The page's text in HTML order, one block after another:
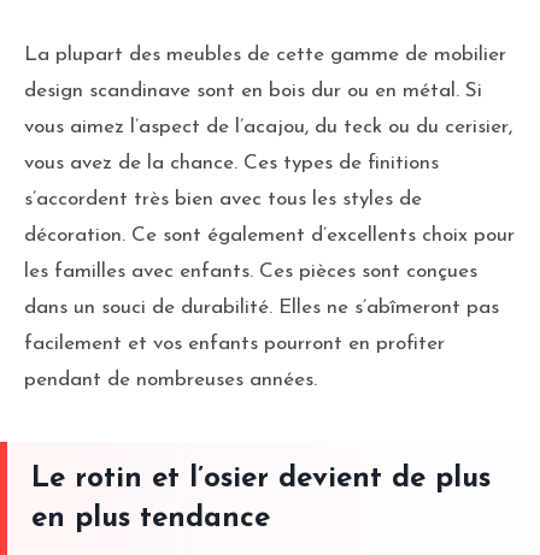
La plupart des meubles de cette gamme de mobilier
design scandinave sont en bois dur ou en métal. Si
vous aimez l’aspect de l’acajou, du teck ou du cerisier,
vous avez de la chance. Ces types de finitions
s’accordent très bien avec tous les styles de
décoration. Ce sont également d’excellents choix pour
les familles avec enfants. Ces pièces sont conçues
dans un souci de durabilité. Elles ne s’abîmeront pas
facilement et vos enfants pourront en profiter
pendant de nombreuses années.
Le rotin et l’osier devient de plus
en plus tendance